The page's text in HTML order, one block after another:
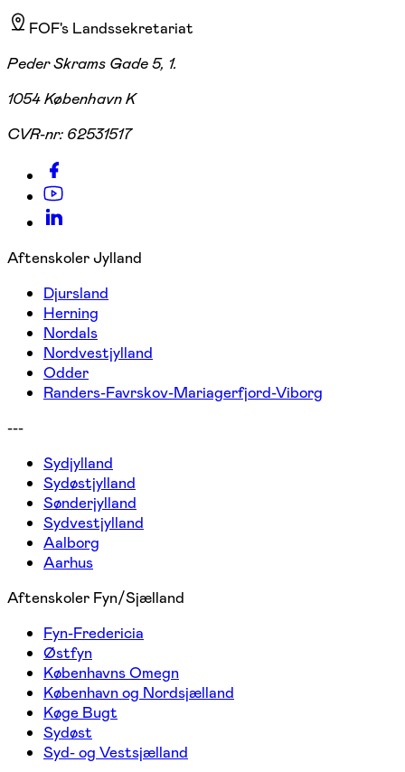
FOF's Landssekretariat
Peder Skrams Gade 5, 1.
1054 København K
CVR-nr: 62531517
Aftenskoler Jylland
Djursland
Herning
Nordals
Nordvestjylland
Odder
Randers-Favrskov-Mariagerfjord-Viborg
---
Sydjylland
Sydøstjylland
Sønderjylland
Sydvestjylland
Aalborg
Aarhus
Aftenskoler Fyn/Sjælland
Fyn-Fredericia
Østfyn
Københavns Omegn
København og Nordsjælland
Køge Bugt
Sydøst
Syd- og Vestsjælland